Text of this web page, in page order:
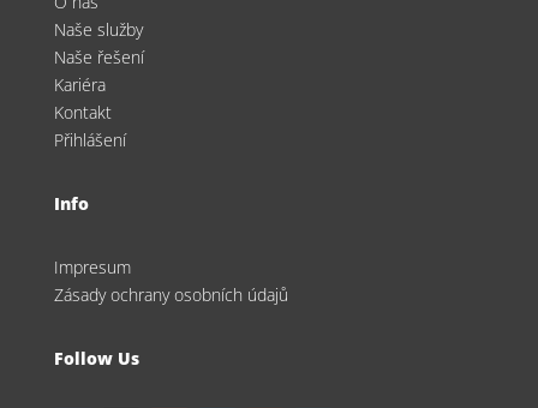
Naše služby
Naše řešení
Kariéra
Kontakt
Přihlášení
Info
Impresum
Zásady ochrany osobních údajů
Follow Us